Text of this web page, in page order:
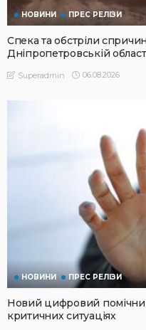
НОВИНИ ПРЕС РЕЛІЗИ
Спека та обстріли
Дніпропетровській
Superadmin 06.08.2026
НОВИНИ ПРЕС РЕЛІЗИ
Новий цифровий
критичних ситуаціях